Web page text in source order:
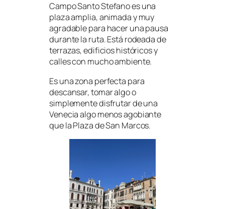
Campo Santo Stefano es una
plaza amplia, animada y muy
agradable para hacer una pausa
durante la ruta. Está rodeada de
terrazas, edificios históricos y
calles con mucho ambiente.
Es una zona perfecta para
descansar, tomar algo o
simplemente disfrutar de una
Venecia algo menos agobiante
que la Plaza de San Marcos.